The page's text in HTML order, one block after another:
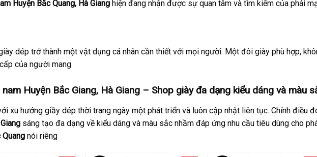
Huyện Bắc Quang, Hà Giang hiện đang nhận được sự quan tâm và tìm kiếm của phái
dép trở thành một vật dụng cá nhân cần thiết với mọi người. Một đôi giày phù hợp,
của người mang
nam Huyện Bắc Giang, Hà Giang – Shop giày đa dạng kiểu dáng và màu
xu hướng giầy dép thời trang ngày một phát triển và luôn cập nhật liên tục. Chính điều
sáng tạo đa dạng về kiểu dáng và màu sắc nhầm đáp ứng nhu cầu tiêu dùng cho
Quangnói riêng